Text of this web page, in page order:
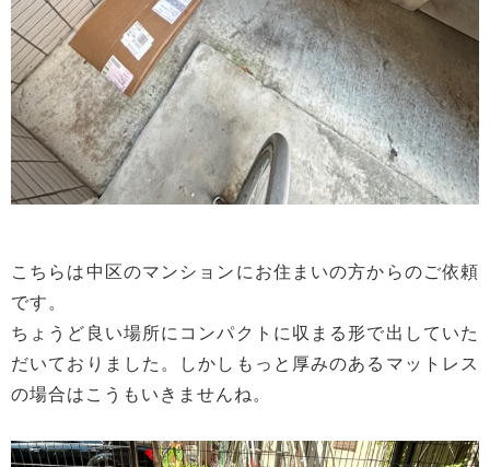
こちらは中区のマンションにお住まいの方からのご依頼
です。
ちょうど良い場所にコンパクトに収まる形で出していた
だいておりました。しかしもっと厚みのあるマットレス
の場合はこうもいきませんね。